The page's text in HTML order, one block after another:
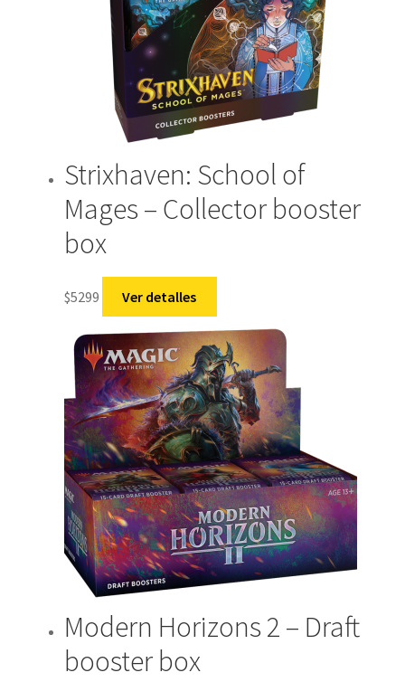
Strixhaven: School of
Mages – Collector booster
box
$5299 Ver detalles
Modern Horizons 2 – Draft
booster box